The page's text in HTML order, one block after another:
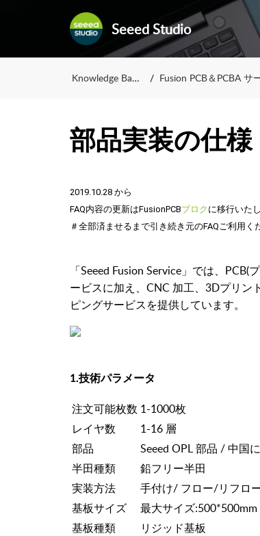
Seeed Studio
Knowledge Base Fusion PCB＆PCBA サ
部品実装の仕様
2019.10.28 から
FAQ内容の更新はFusionPCBブロク に移行いた
＃全部済ませるまで引き続き元のFAQご利用く
「Seeed Fusion Service」では、
ービスに加え、CNC 加工、3Dプリン
ピングサービスを提供しています。
1.技術パラメータ
注文可能枚数 1-1000枚
レイヤ数
1-16 層
部品
Seeed OPL 部品 / 中国
半田種類
鉛フリー半田
実装方法
手付け/ フロー/リフロ
基板サイズ
最大サイズ:500*500mm
基板種類
リジッド基板